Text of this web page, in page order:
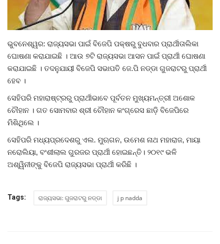
ରାଜନୀତି
ଜାତୀୟ ଖବର
ବିଶେଷ ଖବର
ସ୍ୱାସ୍ଥ୍ୟ ହିଁ ସମ୍ପଦ
ବେପାର ବଣିଜ
ଜାଣିବା କଥା
ଭୁବନେଶ୍ୱର: ରାଜ୍ୟସଭା ପାଇଁ ବିଜେପି ପକ୍ଷରୁ ବୁଧବାର ପ୍ରାର୍ଥୀତାଲିକା
ଘୋଷଣା କରାଯାଇଛି । ଆଉ ୭ଟି ରାଜ୍ୟସଭା ଆସନ ପାଇଁ ପ୍ରାର୍ଥୀ ଘୋଷଣା
କରାଯାଇଛି । ତଦନୁଯାୟୀ ବିଜେପି ସଭାପତି ଜେ.ପି ନଡ୍ଡା ଗୁଜରାଟରୁ ପ୍ରାର୍ଥୀ
ହେବ ।
ସେହିପରି ମହାରାଷ୍ଟ୍ରରୁ ପ୍ରାର୍ଥୀଭାବେ ପୂର୍ବତନ ମୁଖ୍ୟମନ୍ତ୍ରୀ ଅଶୋକ
ଚୌହାନ । ଗତ ସୋମବାର ଶ୍ରୀ ଚୌହାନ କଂଗ୍ରେସ ଛାଡ଼ି ବିଜେପିରେ
ମିଶିଥିଲେ ।
ସେହିପରି ମଧ୍ୟପ୍ରଦେଶରୁ ଏଲ. ମୁଋଗନ, ଉମେଶ ନାଥ ମହାରାଜ, ମାୟା
ନରୋଲିୟା, ବଂଶୀଲାଲ ଗୁରଜର ପ୍ରାର୍ଥୀ ହୋଇଛନ୍ତି। ୨୦୧୯ ଭଳି
ଅଶ୍ୱିନୀଙ୍କୁ ବିଜେପି ରାଜ୍ୟସଭା ପ୍ରାର୍ଥୀ କରିଛି ।
Tags: ରାଜ୍ୟସଭା: ଗୁଜରାଟରୁ ନଡ୍ଡା j p nadda